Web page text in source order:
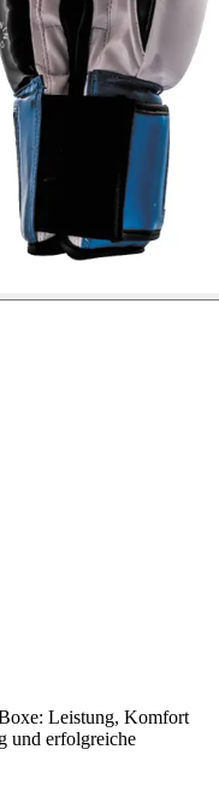
Leistung, Komfort
und erfolgreiche